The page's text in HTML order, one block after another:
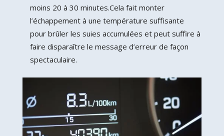
moins 20 à 30 minutes.Cela fait monter
l’échappement à une température suffisante
pour brûler les suies accumulées et peut suffire à
faire disparaître le message d’erreur de façon
spectaculaire.